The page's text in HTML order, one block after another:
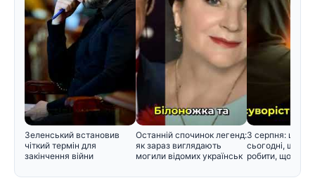
Зеленський встановив
чіткий термін для
закінчення війни
Останній спочинок легенд:
як зараз виглядають
могили відомих українськ
3 серпня:
сьогодні, що
робити, щоб не